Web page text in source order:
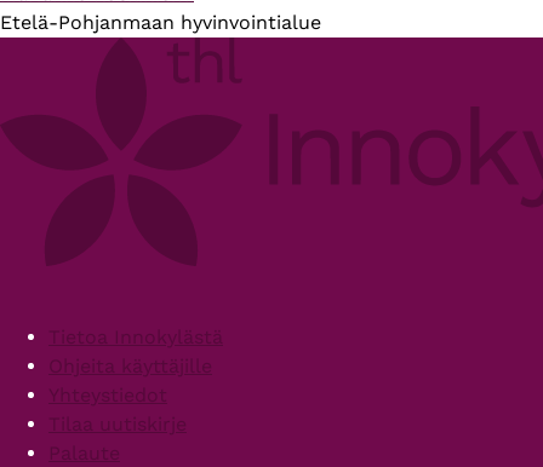
Etelä-Pohjanmaan hyvinvointialue
FooterTietoa Innokylästä
Ohjeita käyttäjille
Yhteystiedot
Tilaa uutiskirje
Palaute